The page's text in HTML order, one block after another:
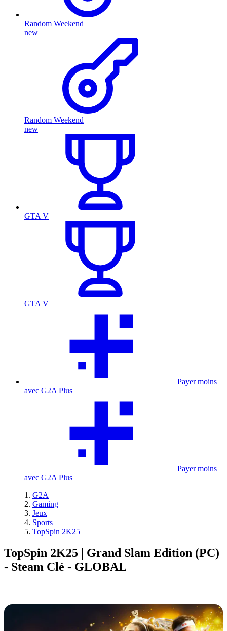
Random Weekend
new
Random Weekend
new
GTA V
GTA V
Payer moins
avec G2A Plus
Payer moins
avec G2A Plus
G2A
Gaming
Jeux
Sports
TopSpin 2K25
TopSpin 2K25 | Grand Slam Edition (PC)
- Steam Clé - GLOBAL